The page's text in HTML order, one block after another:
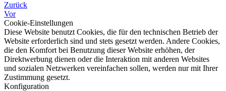
Zurück
Vor
Cookie-Einstellungen
Diese Website benutzt Cookies, die für den technischen Betrieb der
Website erforderlich sind und stets gesetzt werden. Andere Cookies,
die den Komfort bei Benutzung dieser Website erhöhen, der
Direktwerbung dienen oder die Interaktion mit anderen Websites
und sozialen Netzwerken vereinfachen sollen, werden nur mit Ihrer
Zustimmung gesetzt.
Konfiguration